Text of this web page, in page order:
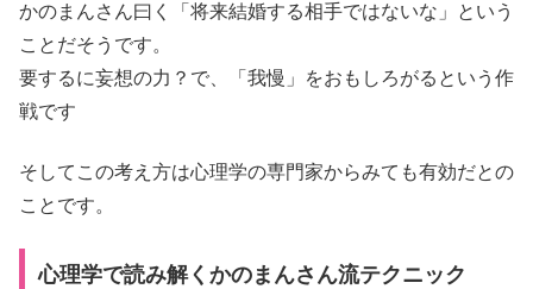
かのまんさん曰く「将来結婚する相手ではないな」という
ことだそうです。
要するに妄想の力？で、「我慢」をおもしろがるという作
戦です
そしてこの考え方は心理学の専門家からみても有効だとの
ことです。
心理学で読み解くかのまんさん流テクニック